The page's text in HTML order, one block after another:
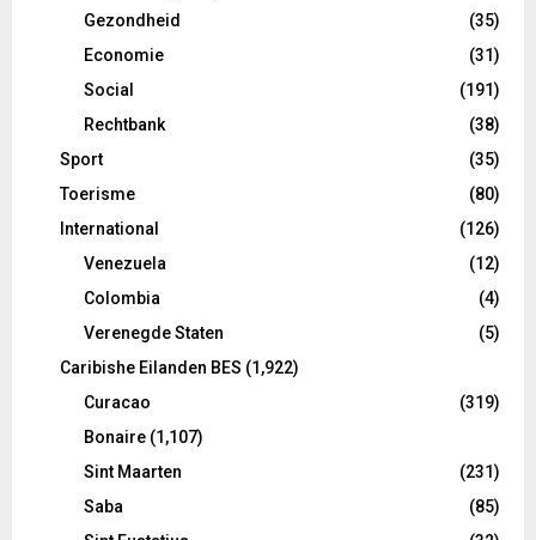
Gezondheid
(35)
Economie
(31)
Social
(191)
Rechtbank
(38)
Sport
(35)
Toerisme
(80)
International
(126)
Venezuela
(12)
Colombia
(4)
Verenegde Staten
(5)
Caribishe Eilanden BES (1,922)
Curacao
(319)
Bonaire (1,107)
Sint Maarten
(231)
Saba
(85)